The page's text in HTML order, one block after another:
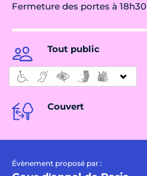
Fermeture des portes à 18h30
Tout public
Couvert
Évènement proposé par :